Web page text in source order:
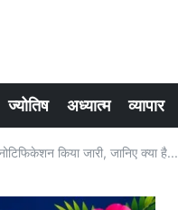
ज्योतिष अध्यात्म व्यापार
किया जारी, जानिए क्या है...